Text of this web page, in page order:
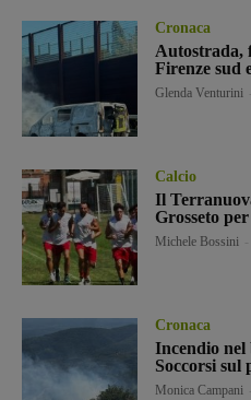
Cronaca
Autostrada,
Firenze sud
Glenda Venturini
Calcio
Il
Grosseto
Michele Bossini
Cronaca
Incendio nel
Soccorsi sul
Monica Campani